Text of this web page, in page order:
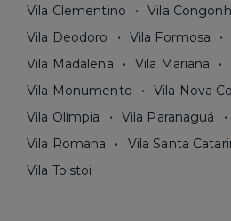
Vila Clementino
Vila
Vila Deodoro
Vila Formosa
Vila Madalena
Vila Mariana
Vila Monumento
Vila Nova
Vila Olímpia
Vila Paranaguá
Vila Romana
Vila Santa
Vila Tolstoi